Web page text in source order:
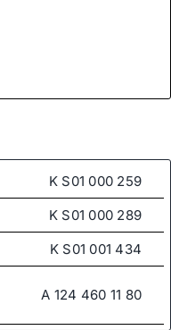
K S01 000 259
K S01 000 289
K S01 001 434
A 124 460 11 80